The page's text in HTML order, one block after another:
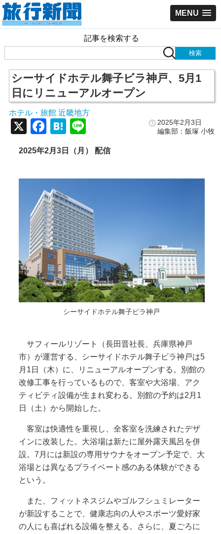
MENU
記事を検索する
シーサイドホテル舞子ビラ神戸、5月1
日にリニューアルオープン
ホテル・旅館 近畿地方
2025年2月3日
編集部：飯塚 小牧
X Facebook
Hatena
2025年2月3日（月） 配信
シーサイドホテル舞子ビラ神戸
サフィールリゾート（長田晋社長、兵庫県神戸
市）が運営する、シーサイドホテル舞子ビラ神戸は5
月1日（木）に、リニューアルオープンする。別館の
改修工事を行っているもので、客室や大浴場、アク
ティビティ設備が生まれ変わる。別館の予約は2月1
日（土）から開始した。
客室は快適性を重視し、全客室を洗練されたデザ
インに改装した。大浴場は新たに屋外露天風呂を併
設。7月には新設の専用サウナをオープン予定で、大
浴場とは異なるプライベート感のある体験ができる
という。
また、フィットネスジムやゴルフシュミレーター
が新設することで、健康志向の人やスポーツ愛好家
の人にも喜ばれる設備を整える。さらに、夏ごろに